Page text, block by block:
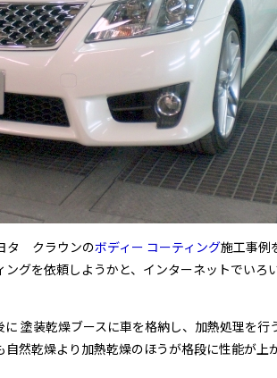
タ クラウンのボディー コーティング施工事例
グを依頼しようかと、インターネットでい
塗装乾燥ブースに車を格納し、加熱処理を
然乾燥より加熱乾燥のほうが格段に性能が上